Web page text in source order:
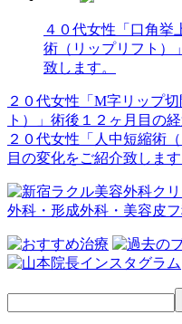
４０代女性「口角挙
術（リップリフト）
致します。
投
稿
ナ
ビ
ゲ
ー
ョ
２０代女性「M字リップ
ト）」術後１２ヶ月目の
２０代女性「人中短縮術
目の変化をご紹介致します